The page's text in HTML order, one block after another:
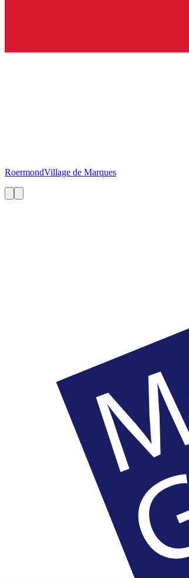
RoermondVillage de Marques